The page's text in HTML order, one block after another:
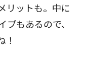
リットも。中に
もあるので、